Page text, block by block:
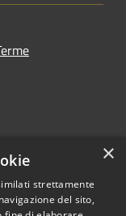
×
strettamente
del sito,